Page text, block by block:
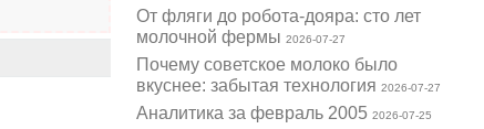
От фляги до робота-дояра: сто лет
молочной фермы2026-07-27
Почему советское молоко было
вкуснее: забытая технология2026-07-27
Аналитика за февраль 20052026-07-25